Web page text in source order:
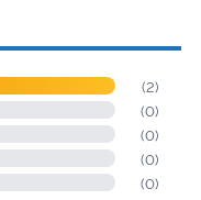
(2)
(0)
(0)
(0)
(0)